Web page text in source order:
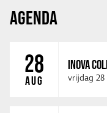
AGENDA
28
AUG
INOVA
vrijdag 28